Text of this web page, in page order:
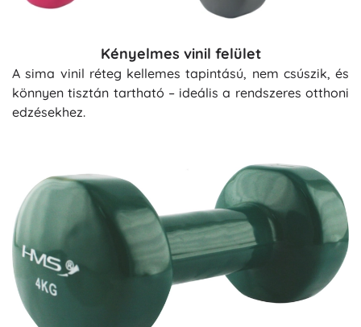
Kényelmes vinil felület
A sima vinil réteg kellemes tapintású, nem csúszik, és
könnyen tisztán tartható – ideális a rendszeres otthoni
edzésekhez.